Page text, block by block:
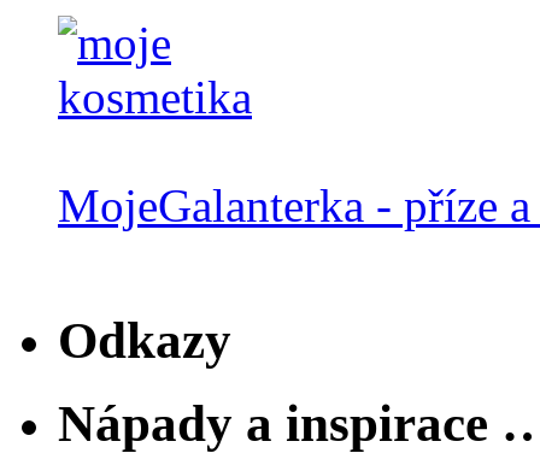
MojeGalanterka - příze
Odkazy
Nápady a inspirace